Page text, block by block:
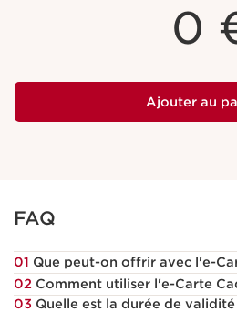
0
Ajouter au
FAQ
01 Que peut-on offrir avec l'e-
02 Comment utiliser l'e-Carte
03 Quelle est la durée de